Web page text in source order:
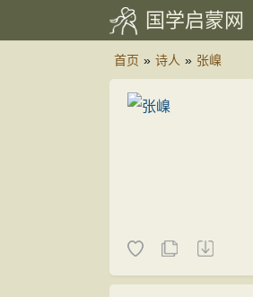
国学启蒙网
首页 » 诗人 » 张嵲